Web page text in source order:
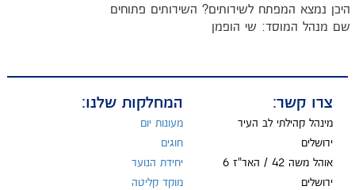
היכן נמצא המפתח לשירותים? השירותים פתוחים
שם מנהל המוסד: שי הופמן
צרו קשר:
מינהל קהילתי לב העיר
ירושלים
אוהל משה 42 / האר"ז 6
ירושלים
המחלקות שלנו:
מעונות יום
חוגים
יחידת הנוער
מוקד קליטה